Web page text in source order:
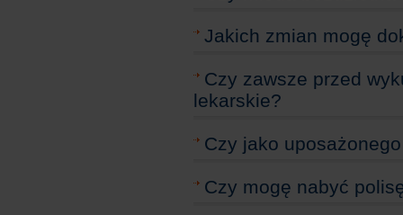
Jakich zmian mogę
Czy zawsze przed
lekarskie?
Czy jako
Czy mogę nabyć